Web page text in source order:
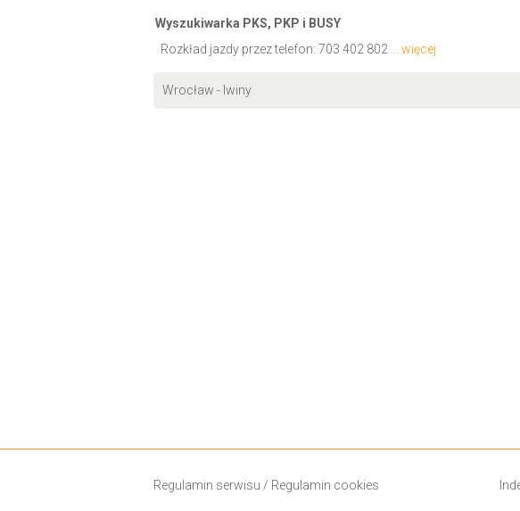
Wyszukiwarka PKS, PKP i BUSY
Rozkład jazdy przez telefon: 703 402 802 ... więcej
Wrocław - Iwiny
Regulamin serwisu / Regulamin cookies